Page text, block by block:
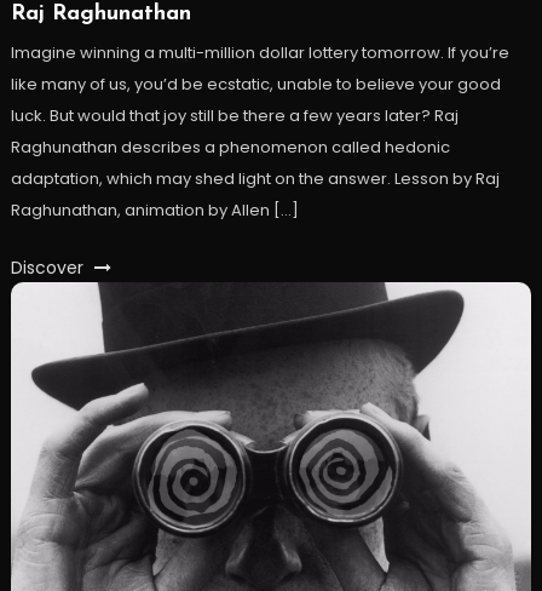
Raj Raghunathan
Imagine winning a multi-million dollar lottery tomorrow. If you’re
like many of us, you’d be ecstatic, unable to believe your good
luck. But would that joy still be there a few years later? Raj
Raghunathan describes a phenomenon called hedonic
adaptation, which may shed light on the answer. Lesson by Raj
Raghunathan, animation by Allen […]
Discover